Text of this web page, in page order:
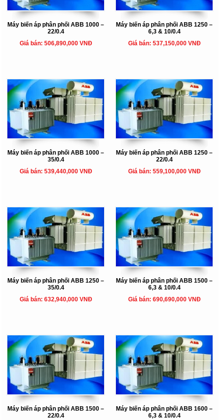
Máy biến áp phân phối ABB 1000 –
22/0.4
Giá bán: 506,890,000 VNĐ
Máy biến áp phân phối ABB 1250 –
6,3 & 10/0.4
Giá bán: 537,150,000 VNĐ
Máy biến áp phân phối ABB 1000 –
35/0.4
Giá bán: 539,440,000 VNĐ
Máy biến áp phân phối ABB 1250 –
22/0.4
Giá bán: 559,100,000 VNĐ
Máy biến áp phân phối ABB 1250 –
35/0.4
Giá bán: 632,940,000 VNĐ
Máy biến áp phân phối ABB 1500 –
6,3 & 10/0.4
Giá bán: 690,690,000 VNĐ
Máy biến áp phân phối ABB 1500 –
22/0.4
Máy biến áp phân phối ABB 1600 –
6,3 & 10/0.4